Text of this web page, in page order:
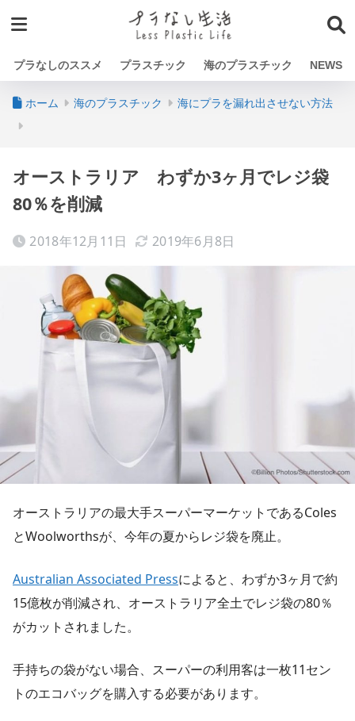
プラなしのススメ プラスチック 海のプラスチック NEWS
ホーム 海のプラスチック 海にプラを漏れ出させない方法
オーストラリア わずか3ヶ月でレジ袋
80％を削減
2018年12月11日 2019年6月8日
オーストラリアの最大手スーパーマーケットであるColes
とWoolworthsが、今年の夏からレジ袋を廃止。
Australian Associated Pressによると、わずか3ヶ月で約
15億枚が削減され、オーストラリア全土でレジ袋の80％
がカットされました。
手持ちの袋がない場合、スーパーの利用客は一枚11セン
トのエコバッグを購入する必要があります。